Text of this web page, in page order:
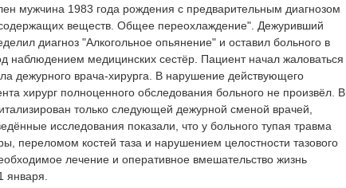
мужчина 1983 года рождения с предварительным диагнозом
веществ. Общее переохлаждение". Дежуривший
диагноз "Алкогольное опьянение" и оставил больного в
наблюдением медицинских сестёр. Пациент начал жаловаться
дежурного врача-хирурга. В нарушение действующего
хирург полноценного обследования больного не произвёл. В
только следующей дежурной сменой врачей,
исследования показали, что у больного тупая травма
переломом костей таза и нарушением целостности тазового
лечение и оперативное вмешательство жизнь
января.